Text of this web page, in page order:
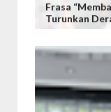
Frasa
Turunkan